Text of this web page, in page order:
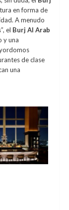
en forma de
A menudo
el Burj Al Arab
y una
de clase
una